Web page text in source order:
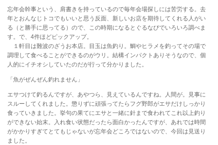
忘年会幹事という、肩書きを持っているので毎年会場探しには苦労する。去
年とおんなじトコでもいいと思う反面、新しいお店を期待してくれる人がい
る（と勝手に思ってる）ので、この時期になるとぐるなびでいろいろ調べま
す。で、4件ほどピックアップ。
１軒目は難波のざうお本店。目玉は魚釣り。鯛やヒラメを釣ってその場で
調理して食べることができるのがウリ。結構インパクトありそうなので、個
人的にイチオシしていたのだが行って分かりました。
「魚がぜんぜん釣れません」
エサつけて釣るんですが、あやつら、見えているんですね。人間が。見事に
スルーしてくれました。懲りずに頑張ってたらフグ野郎がエサだけしっかり
食っていきました。挙句の果てにエサと一緒に針まで食われてこれ以上釣り
ができない始末。入れ食い状態だったら面白かったんですが、あれでは時間
がかかりすぎてとてもじゃないが忘年会どころではないので、今回は見送り
ました。